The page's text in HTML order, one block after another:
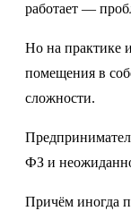
работает —
Но на практике
помещения в
сложности.
ФЗ и
Причём иногда